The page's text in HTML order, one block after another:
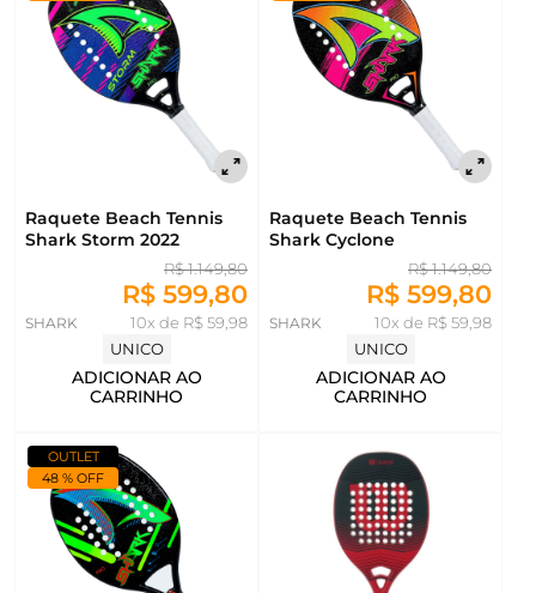
Raquete Beach Tennis
Shark Storm 2022
R$ 1.149,80
R$ 599,80
10x de R$ 59,98
SHARK
UNICO
ADICIONAR AO
CARRINHO
Raquete Beach Tennis
Shark Cyclone
R$ 1.149,80
R$ 599,80
10x de R$ 59,98
SHARK
UNICO
ADICIONAR AO
CARRINHO
OUTLET
48 % OFF